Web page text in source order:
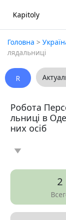
Kapitoly
Головна >
лядальниці
R
Робота
льниці в
них осіб
Новина 0
0
2